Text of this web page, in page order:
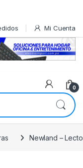
Mi Cuenta
0
Newland –